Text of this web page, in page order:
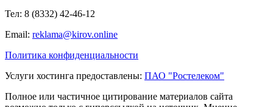
Тел: 8 (8332) 42-46-12
Email: reklama@kirov.online
Политика конфиденциальности
Услуги хостинга предоставлены: ПАО "Ростелеком"
Полное или частичное цитирование материалов сайта